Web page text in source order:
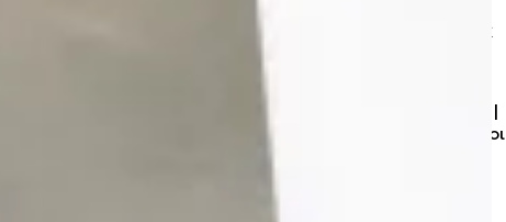
Θέρμανση &
Ενεργειακά Τζάκια |
Ψησταριές | Φούρνοι